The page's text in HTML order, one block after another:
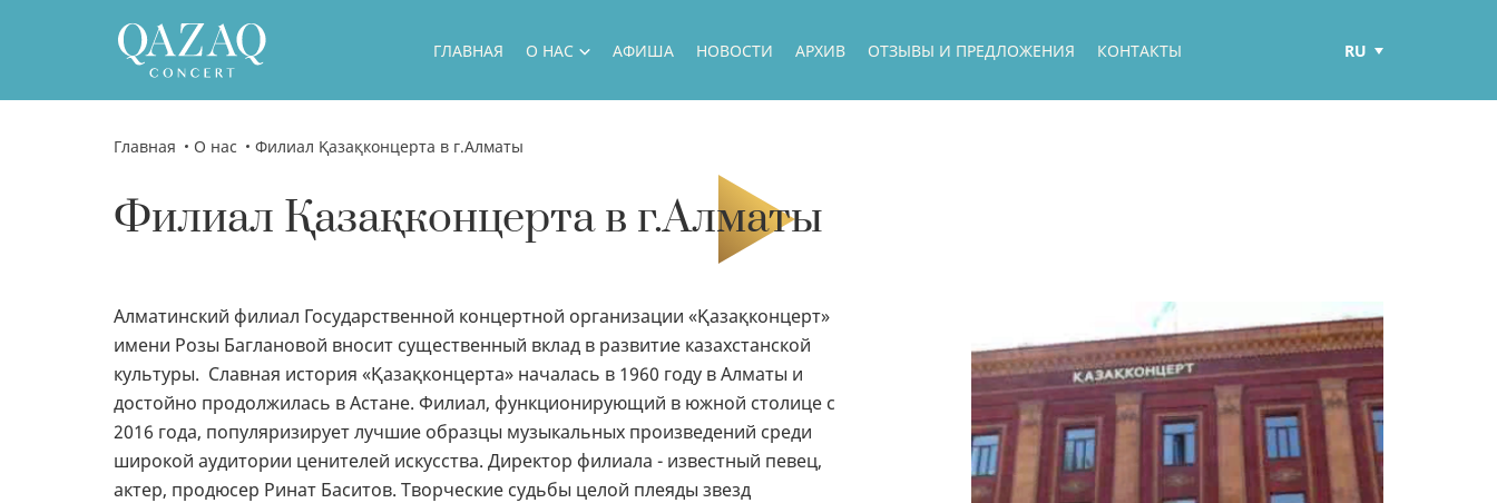
ГЛАВНАЯ О НАС
НАШИ АРТИСТЫ
НАШИ ГОСТИ
ФИЛИАЛ
НАШИ ВОЗМОЖНОСТИ
ГОСУДАРСТВЕННЫЕ ЗАКУПКИ
АФИША НОВОСТИ АРХИВ ОТЗЫВЫ И ПРЕДЛОЖЕНИЯ КОНТАКТЫ
RU
Главная
О нас Филиал Қазақконцерта в г.Алматы
Филиал Қазақконцерта в г.Алматы
Алматинский филиал Государственной концертной организации «Қазақконцерт»
имени Розы Баглановой вносит существенный вклад в развитие казахстанской
культуры. Славная история «Қазақконцерта» началась в 1960 году в Алматы и
достойно продолжилась в Астане. Филиал, функционирующий в южной столице с
2016 года, популяризирует лучшие образцы музыкальных произведений среди
широкой аудитории ценителей искусства. Директор филиала - известный певец,
актер, продюсер Ринат Баситов. Творческие судьбы целой плеяды звезд